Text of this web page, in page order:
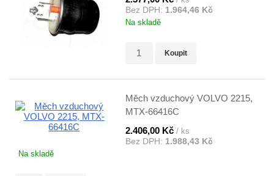
Bez DPH: 1.964,46 Kč
Na skladě
Koupit
Měch vzduchový VOLVO 2215,
MTX-66416C
2.406,00 Kč / ks
Bez DPH: 1.988,43 Kč
Na skladě